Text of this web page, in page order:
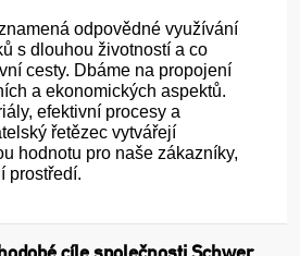
odpovědné využívání
s dlouhou životností a co
cesty. Dbáme na propojení
a ekonomických aspektů.
efektivní procesy a
řetězec vytvářejí
hodnotu pro naše zákazníky,
prostředí.